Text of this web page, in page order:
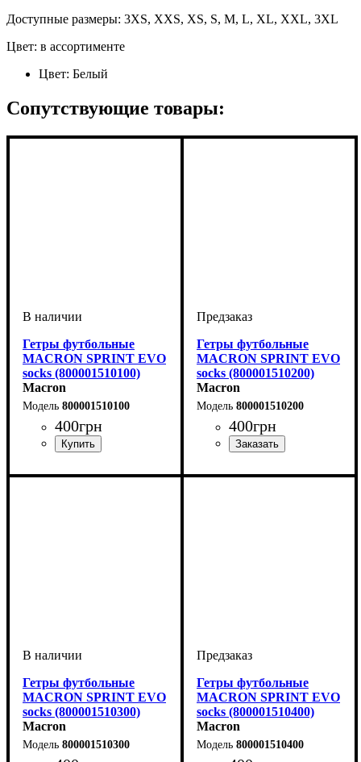
Доступные размеры: 3XS, XXS, XS, S, M, L, XL, XXL, 3XL
Цвет: в ассортименте
Цвет: Белый
Сопутствующие товары:
Гетры футбольные
MACRON SPRINT EVO
socks (800001510100)
Macron
800001510100
400грн
Гетры футбольные
MACRON SPRINT EVO
socks (800001510200)
Macron
800001510200
400грн
Гетры футбольные
MACRON SPRINT EVO
socks (800001510300)
Macron
800001510300
Гетры футбольные
MACRON SPRINT EVO
socks (800001510400)
Macron
800001510400